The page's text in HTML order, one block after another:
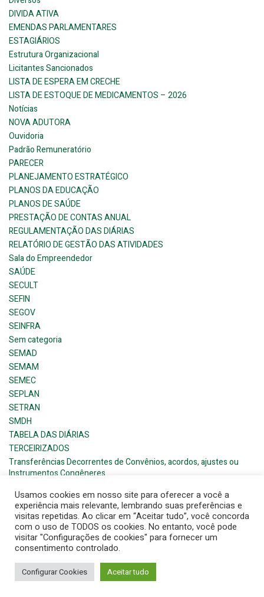
DIVIDA ATIVA
EMENDAS PARLAMENTARES
ESTAGIÁRIOS
Estrutura Organizacional
Licitantes Sancionados
LISTA DE ESPERA EM CRECHE
LISTA DE ESTOQUE DE MEDICAMENTOS – 2026
Notícias
NOVA ADUTORA
Ouvidoria
Padrão Remuneratório
PARECER
PLANEJAMENTO ESTRATÉGICO
PLANOS DA EDUCAÇÃO
PLANOS DE SAÚDE
PRESTAÇÃO DE CONTAS ANUAL
REGULAMENTAÇÃO DAS DIÁRIAS
RELATÓRIO DE GESTÃO DAS ATIVIDADES
Sala do Empreendedor
SAÚDE
SECULT
SEFIN
SEGOV
SEINFRA
Sem categoria
SEMAD
SEMAM
SEMEC
SEPLAN
SETRAN
SMDH
TABELA DAS DIÁRIAS
TERCEIRIZADOS
Transferências Decorrentes de Convênios, acordos, ajustes ou
Instrumentos Congêneres
© 2026 Barra de Santana- Prefeitura Municipal. Created for
free using WordPress and
Usamos cookies em nosso site para oferecer a você a
experiência mais relevante, lembrando suas preferências e
visitas repetidas. Ao clicar em “Aceitar tudo”, você concorda
com o uso de TODOS os cookies. No entanto, você pode
visitar "Configurações de cookies" para fornecer um
consentimento controlado.
Configurar Cookies Aceitar tudo